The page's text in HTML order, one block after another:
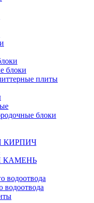
блоки
плиты
блоки
КИРПИЧ
КАМЕНЬ
водоотвода
водоотвода